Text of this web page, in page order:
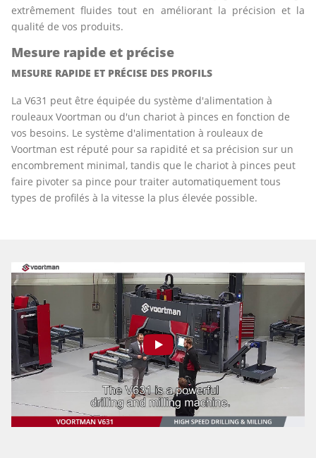
extrêmement fluides tout en améliorant la précision et la
qualité de vos produits.
Mesure rapide et précise
MESURE RAPIDE ET PRÉCISE DES PROFILS
La V631 peut être équipée du système d'alimentation à
rouleaux Voortman ou d'un chariot à pinces en fonction de
vos besoins. Le système d'alimentation à rouleaux de
Voortman est réputé pour sa rapidité et sa précision sur un
encombrement minimal, tandis que le chariot à pinces peut
faire pivoter sa pince pour traiter automatiquement tous
types de profilés à la vitesse la plus élevée possible.